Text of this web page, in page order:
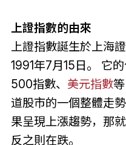
上證指數的由來
上證指數誕生於上海
1991年7月15日。 它
500指數、 美元指數
道股市的一個整體走
果呈現上漲趨勢，那
反之則在跌。